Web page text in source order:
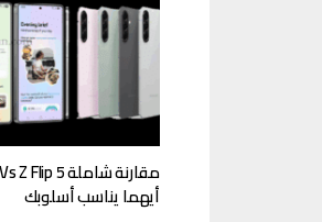
أيهما يناسب أسلوبك